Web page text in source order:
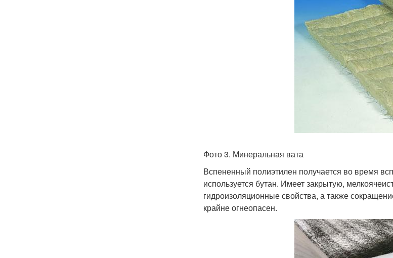
Фото 3. Минеральная вата
Вспененный полиэтилен получается во время
используется бутан. Имеет закрытую,
гидроизоляционные свойства, а также
крайне огнеопасен.